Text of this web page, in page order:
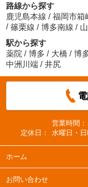
路線から探す
鹿児島本線 / 福岡市箱
/ 篠栗線 / 博多南線 /
駅から探す
薬院 / 博多 / 大橋 / 博
中洲川端 / 井尻
営業時間：
定休日：
水曜日・
ホーム
お問い合わせ